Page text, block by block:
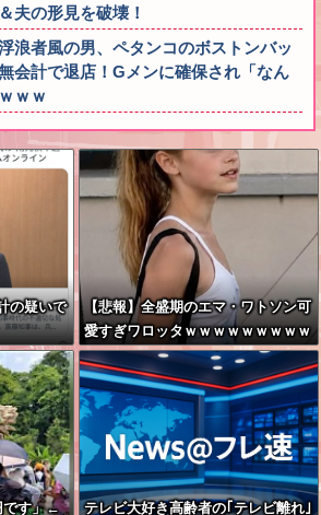
夫の形見を破壊！
浪者風の男、ペタンコのボストンバッ
会計で退店！Gメンに確保され「なん
ｗｗ
の疑いで
【悲報】全盛期のエマ・ワトソン可
愛すぎワロッタｗｗｗｗｗｗｗｗｗ
です」←
テレビ大好き高齢者の｢テレビ離れ｣